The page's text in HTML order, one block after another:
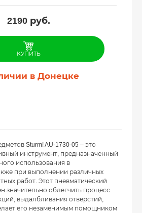
2190руб.
КУПИТЬ
в Донецке
Sturm! AU-1730-05 – это
инструмент, предназначенный
использования в
при выполнении различных
работ. Этот пневматический
значительно облегчить процесс
выдалбливания отверстий,
его незаменимым помощником